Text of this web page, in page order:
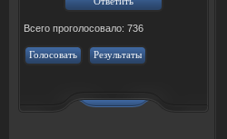
Всего проголосовало: 736
Голосовать Результаты